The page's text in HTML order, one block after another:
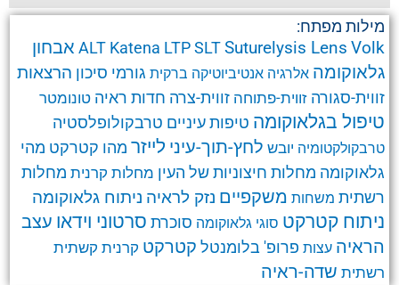
מילות מפתח:
ALT Katena LTPSLTSuturelysis Lens Volk
אבחון
גלאוקומה אלרגיה אנטיביוטיקה ברקית גורמי סיכון הרצאות
זווית-סגורה זווית-פתוחה זווית-צרה חדות ראיה טונומטר
טיפול בגלאוקומה טיפות עיניים טרבקולופלסטיה
טרבקולקטומיה יובש לחץ-תוך-עיני לייזר מהו קטרקט מהי
גלאוקומה מחלות חיצוניות של העין מחלות קרנית מחלות
רשתית משחות משקפיים נזק לראיה ניתוח גלאוקומה
ניתוח קטרקט סוגי גלאוקומה סוכרת סרטוני וידאו עצב
הראיה עצות פרופ' בלומנטל קטרקט קרנית קשתית
רשתית שדה-ראיה